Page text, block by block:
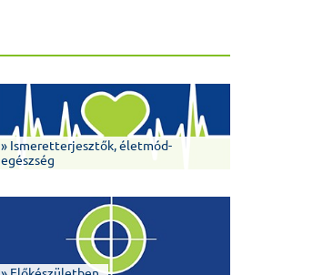
» Ismeretterjesztők, életmód-
egészség